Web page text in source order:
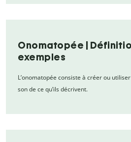
Onomatopée |
exemples
L’onomatopée consiste à créer ou
son de ce qu’ils décrivent.